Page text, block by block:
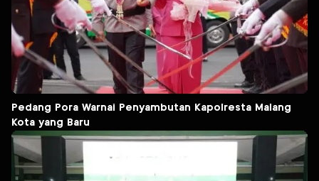
Pedang Pora Warnai Penyambutan Kapolresta Malang
Kota yang Baru